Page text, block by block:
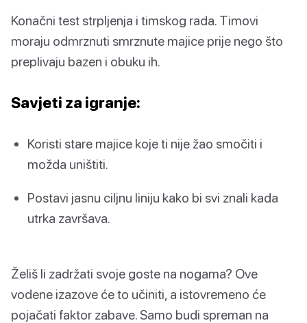
Konačni test strpljenja i timskog rada. Timovi
moraju odmrznuti smrznute majice prije nego što
preplivaju bazen i obuku ih.
Savjeti za igranje:
Koristi stare majice koje ti nije žao smočiti i
možda uništiti.
Postavi jasnu ciljnu liniju kako bi svi znali kada
utrka završava.
Želiš li zadržati svoje goste na nogama? Ove
vodene izazove će to učiniti, a istovremeno će
pojačati faktor zabave. Samo budi spreman na